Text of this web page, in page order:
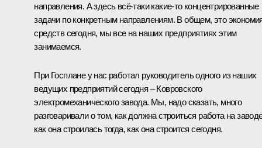
направления. А здесь всё‑таки какие‑то концентрированные
задачи по конкретным направлениям. В общем, это
средств сегодня, мы все на наших предприятиях этим
занимаемся.
При Госплане у нас работал руководитель одного из наших
ведущих предприятий сегодня – Ковровского
электромеханического завода. Мы, надо сказать, много
разговаривали о том, как должна строиться работа на
как она строилась тогда, как она строится сегодня.